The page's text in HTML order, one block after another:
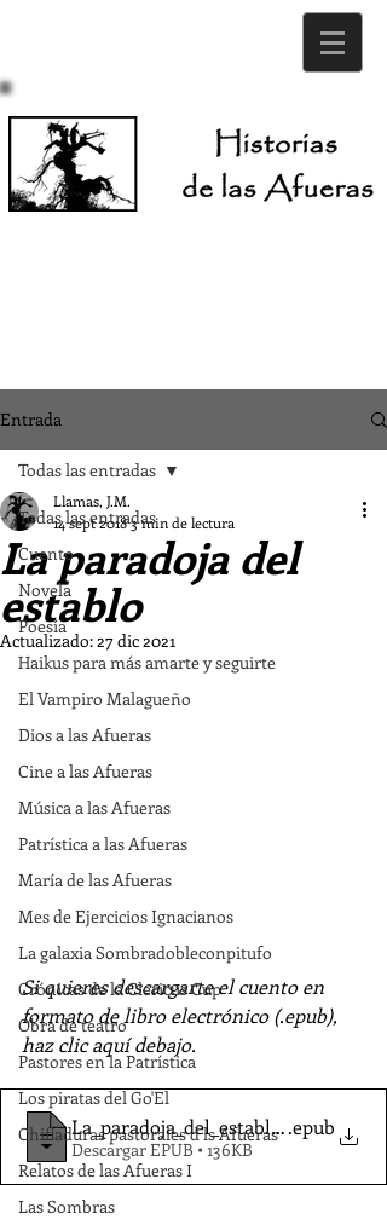
Entrada
Todas las entradas
Cuento
Novela
Poesía
Haikus para más amarte y seguirte
El Vampiro Malagueño
Dios a las Afueras
Cine a las Afueras
Música a las Afueras
Patrística a las Afueras
María de las Afueras
Mes de Ejercicios Ignacianos
La galaxia Sombradobleconpitufo
Crónicas de la Clericus Cup
Obra de teatro
Pastores en la Patrística
Los piratas del Go'El
Chifladuras pastorales d ls Afueras
Relatos de las Afueras I
Las Sombras
Todas las entradas
La paradoja del
establo
Llamas, J.M.
14 sept 20183 min de lectura
Actualizado:27 dic 2021
Si quieres descargarte el cuento en
formato de libro electrónico (.epub),
haz clic aquí debajo.
La_paradoja_del_establo-Llamas_JM_
.epub
Descargar EPUB • 136KB